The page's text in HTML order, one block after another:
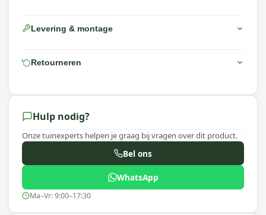
Levering & montage
Retourneren
Hulp nodig?
Onze tuinexperts helpen je graag bij vragen over dit product.
Bel ons
WhatsApp
Ma–Vr: 9:00–17:30